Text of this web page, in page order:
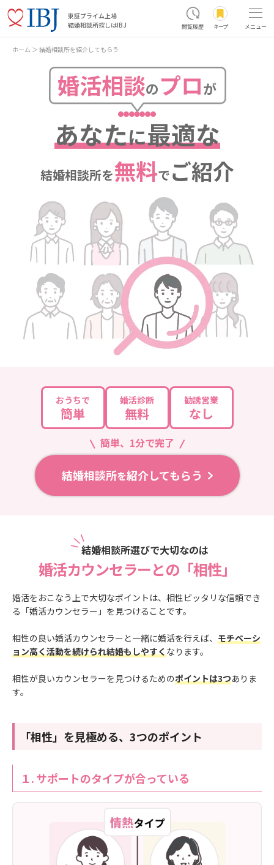
東証プライム上場
結婚相談所探しはIBJ
閲覧履歴 キープ メニュー
ホーム 結婚相談所を紹介してもらう
婚活相談のプロが
あなたに最適な
結婚相談所を無料でご紹介
おうちで
簡単
婚活診断
無料
勧誘営業
なし
簡単、1分で完了
結婚相談所を紹介してもらう
結婚相談所選びで大切なのは
婚活カウンセラーとの「相性」
婚活をおこなう上で大切なポイントは、相性ピッタリな信頼でき
る「婚活カウンセラー」を見つけることです。
相性の良い婚活カウンセラーと一緒に婚活を行えば、 モチベーシ
ョン高く活動を続けられ結婚もしやすくなります。
相性が良いカウンセラーを見つけるためのポイントは3つありま
す。
「相性」を見極める、3つのポイント
１.サポートのタイプが合っている